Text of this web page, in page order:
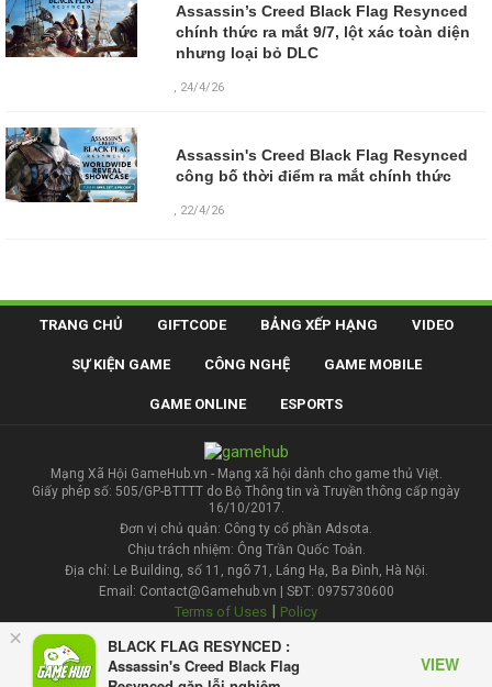
×
BLACK FLAG RESYNCED :
Assassin's Creed Black Flag
VIEW
Assassin’s Creed Black Flag Resynced
chính thức ra mắt 9/7, lột xác toàn diện
nhưng loại bỏ DLC
, 24/4/26
Assassin's Creed Black Flag Resynced
công bố thời điểm ra mắt chính thức
, 22/4/26
TRANG CHỦ GIFTCODE BẢNG XẾP HẠNG VIDEO
SỰ KIỆN GAME CÔNG NGHỆ GAME MOBILE
GAME ONLINE ESPORTS
Mạng Xã Hội GameHub.vn - Mạng xã hội dành cho game thủ Việt.
Giấy phép số: 505/GP-BTTTT do Bộ Thông tin và Truyền thông cấp ngày
16/10/2017.
Đơn vị chủ quản: Công ty cổ phần Adsota.
Chịu trách nhiệm: Ông Trần Quốc Toản.
Địa chỉ: Le Building, số 11, ngõ 71, Láng Hạ, Ba Đình, Hà Nội.
Email: Contact@Gamehub.vn | SĐT: 0975730600
Terms of Uses | Policy
Liên hệ đăng bài